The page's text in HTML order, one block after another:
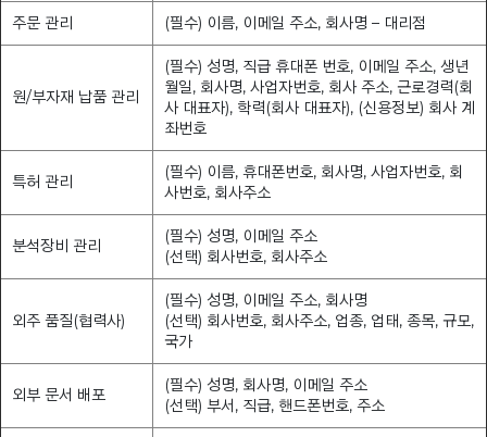
주문 관리 (필수) 이름, 이메일 주소, 회사명 – 대리점
원/부자재 납품 관리
(필수) 성명, 직급 휴대폰 번호, 이메일 주소, 생년
월일, 회사명, 사업자번호, 회사 주소, 근로경력(회
사 대표자), 학력(회사 대표자), (신용정보) 회사 계
좌번호
특허 관리
(필수) 이름, 휴대폰번호, 회사명, 사업자번호, 회
사번호, 회사주소
분석장비 관리
(필수) 성명, 이메일 주소
(선택) 회사번호, 회사주소
외주 품질(협력사)
(필수) 성명, 이메일 주소, 회사명
(선택) 회사번호, 회사주소, 업종, 업태, 종목, 규모,
국가
외부 문서 배포
(필수) 성명, 회사명, 이메일 주소
(선택) 부서, 직급, 핸드폰번호, 주소